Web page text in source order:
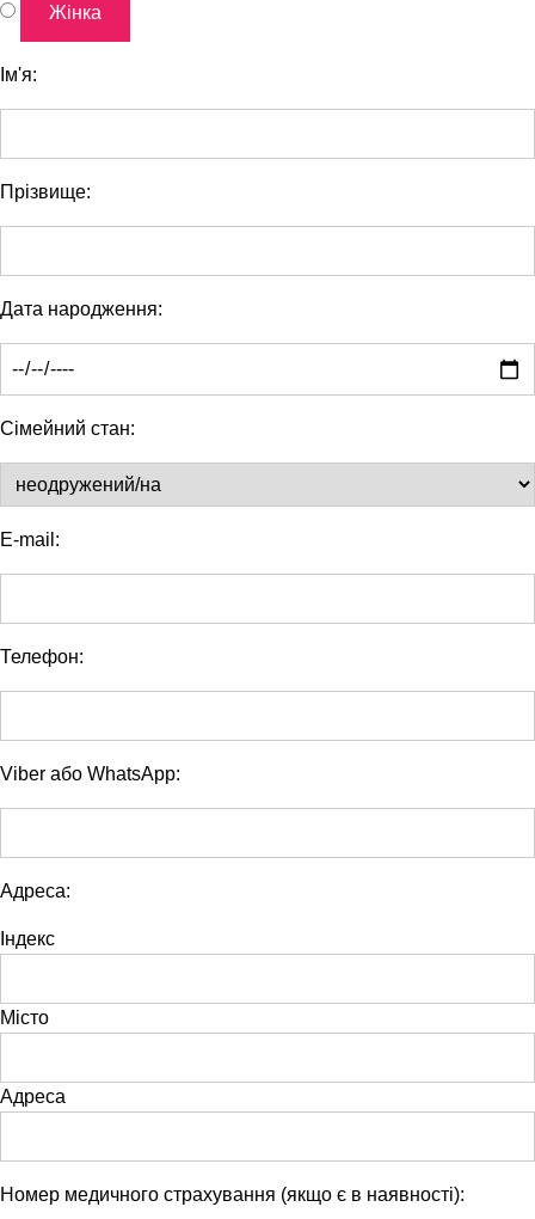
Жінка
Ім'я:
Прізвище:
Дата народження:
Сімейний стан:
E-mail:
Телефон:
Viber або WhatsApp:
Адреса:
Індекс
Місто
Адреса
Номер медичного страхування (якщо є в наявності):